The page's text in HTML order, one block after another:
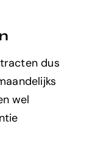
dus
wel